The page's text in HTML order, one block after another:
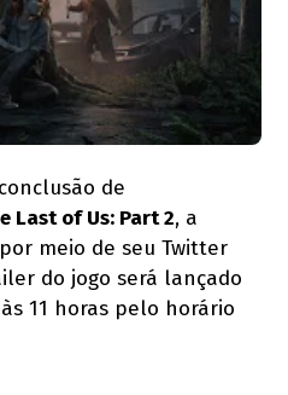
de
Last of Us: Part 2, a
meio de seu Twitter
do jogo será lançado
11 horas pelo horário